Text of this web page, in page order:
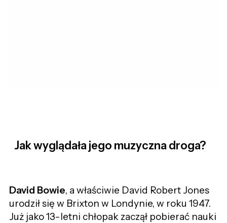
Jak wyglądała jego muzyczna droga?
David Bowie, a właściwie David Robert Jones
urodził się w Brixton w Londynie, w roku 1947.
Już jako 13-letni chłopak zaczął pobierać nauki